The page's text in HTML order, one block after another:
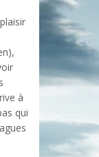
à
qui